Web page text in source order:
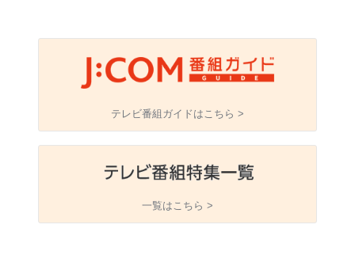
テレビ番組ガイドはこちら >
一覧はこちら >